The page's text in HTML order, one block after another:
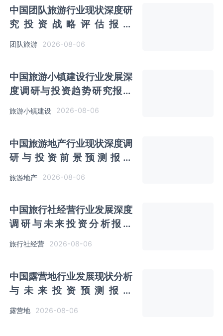
中国团队旅游行业现状深度研
究投资战略评估报告
（2026-2033年）
团队旅游 2026-08-06
中国旅游小镇建设行业发展深
度调研与投资趋势研究报告
旅游小镇建设 2026-08-06
中国旅游地产行业现状深度调
研与投资前景预测报告
旅游地产 2026-08-06
中国旅行社经营行业发展深度
调研与未来投资分析报告
（2026-2033年）
旅行社经营 2026-08-06
中国露营地行业发展现状分析
与未来投资预测报告
（2026-2033年）
露营地 2026-08-06